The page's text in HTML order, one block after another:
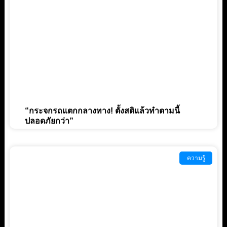
“กระจกรถแตกกลางทาง! ตั้งสติแล้วทำตามนี้
ปลอดภัยกว่า”
ความรู้